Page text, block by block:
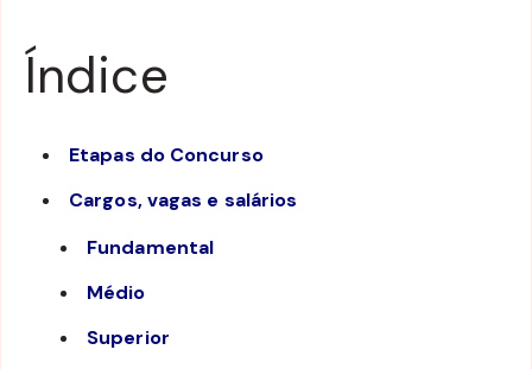
Índice
Etapas do Concurso
Cargos, vagas e salários
Fundamental
Médio
Superior